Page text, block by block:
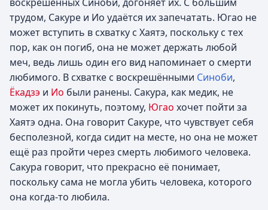
трудом, Сакуре и Ио удаётся их запечатать. Югао не
может вступить в схватку с Хаятэ, поскольку с тех
пор, как он погиб, она не может держать любой
меч, ведь лишь один его вид напоминает о смерти
любимого. В схватке с воскрешёнными Синоби,
Ёкадзэ и Ио были ранены. Сакура, как медик, не
может их покинуть, поэтому, Югао хочет пойти за
Хаятэ одна. Она говорит Сакуре, что чувствует себя
бесполезной, когда сидит на месте, но она не может
ещё раз пройти через смерть любимого человека.
Сакура говорит, что прекрасно её понимает,
поскольку сама не могла убить человека, которого
она когда-то любила.